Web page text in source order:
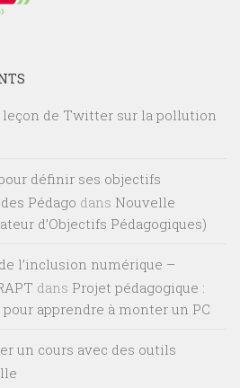
leçon de Twitter sur la pollution
définir ses objectifs
Pédago dans Nouvelle
d’Objectifs Pédagogiques)
l’inclusion numérique –
dans Projet pédagogique :
apprendre à monter un PC
un cours avec des outils